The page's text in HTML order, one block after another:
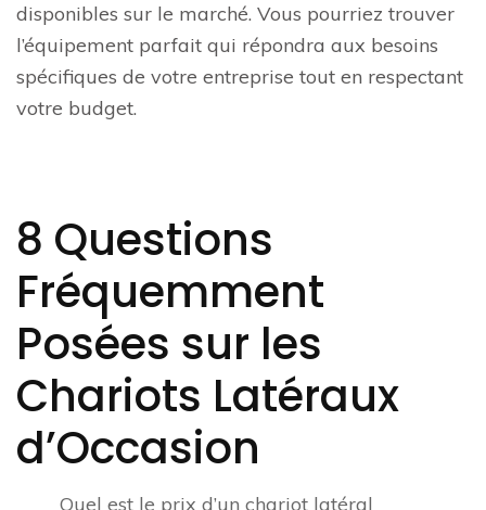
disponibles sur le marché. Vous pourriez trouver
l’équipement parfait qui répondra aux besoins
spécifiques de votre entreprise tout en respectant
votre budget.
8 Questions
Fréquemment
Posées sur les
Chariots Latéraux
d’Occasion
Quel est le prix d’un chariot latéral